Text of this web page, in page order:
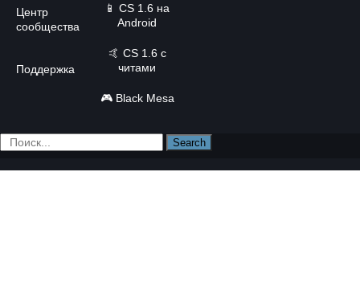
Центр
сообщества
Поддержка
📱 CS 1.6 на
Android
🤙 CS 1.6 с
читами
🎮 Black Mesa
Search